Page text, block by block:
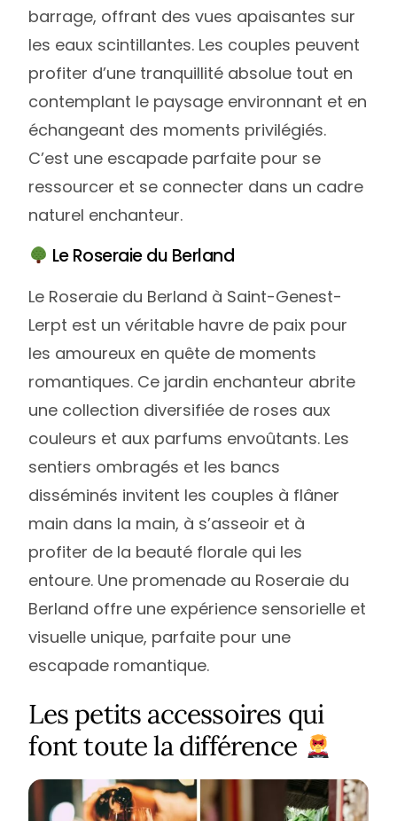
barrage, offrant des vues apaisantes sur
les eaux scintillantes. Les couples peuvent
profiter d’une tranquillité absolue tout en
contemplant le paysage environnant et en
échangeant des moments privilégiés.
C’est une escapade parfaite pour se
ressourcer et se connecter dans un cadre
naturel enchanteur.
Le Roseraie du Berland
Le Roseraie du Berland à Saint-Genest-
Lerpt est un véritable havre de paix pour
les amoureux en quête de moments
romantiques. Ce jardin enchanteur abrite
une collection diversifiée de roses aux
couleurs et aux parfums envoûtants. Les
sentiers ombragés et les bancs
disséminés invitent les couples à flâner
main dans la main, à s’asseoir et à
profiter de la beauté florale qui les
entoure. Une promenade au Roseraie du
Berland offre une expérience sensorielle et
visuelle unique, parfaite pour une
escapade romantique.
Les petits accessoires qui
font toute la différence